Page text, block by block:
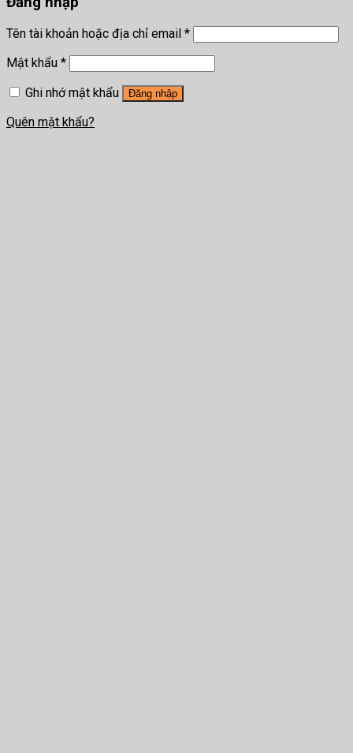
Tên tài khoản hoặc địa chỉ email *
Mật khẩu *
Ghi nhớ mật khẩu
Đăng nhập
Quên mật khẩu?